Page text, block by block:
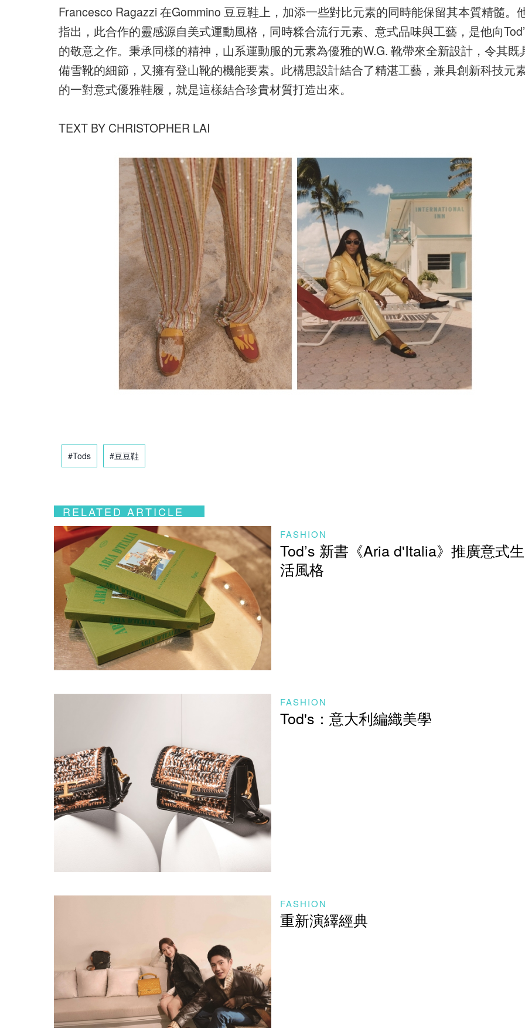
Francesco Ragazzi 在Gommino 豆豆鞋上，加添一些對比元素的同時能保留其本質精髓。
指出，此合作的靈感源自美式運動風格，同時糅合流行元素、意式品味與工藝，是他向
的敬意之作。秉承同樣的精神，山系運動服的元素為優雅的W.G. 靴帶來全新設計，令其既
備雪靴的細節，又擁有登山靴的機能要素。此構思設計結合了精湛工藝，兼具創新科技元
的一對意式優雅鞋履，就是這樣結合珍貴材質打造出來。
TEXT BY CHRISTOPHER LAI
#Tods #豆豆鞋
RELATED ARTICLE
FASHION
Tod’s 新書《Aria d'Italia》推廣意式生
活風格
FASHION
Tod's：意大利編織美學
FASHION
重新演繹經典